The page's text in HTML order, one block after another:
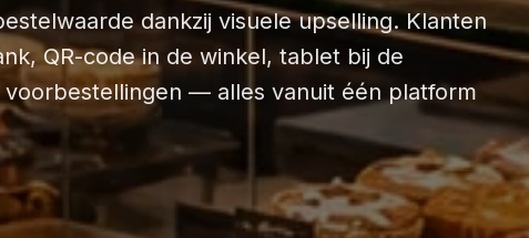
dankzij visuele upselling. Klanten
QR-code in de winkel, tablet bij de
— alles vanuit één platform